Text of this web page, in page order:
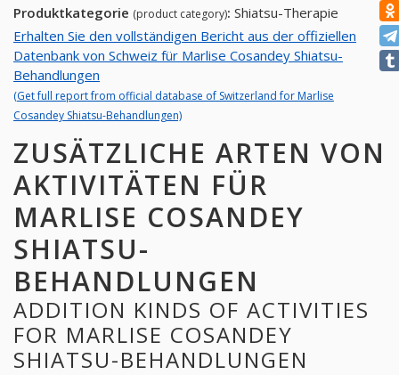
Produktkategorie (product category): Shiatsu-Therapie
Erhalten Sie den vollständigen Bericht aus der offiziellen
Datenbank von Schweiz für Marlise Cosandey Shiatsu-
Behandlungen
(Get full report from official database of Switzerland for Marlise
Cosandey Shiatsu-Behandlungen)
ZUSÄTZLICHE ARTEN VON
AKTIVITÄTEN FÜR
MARLISE COSANDEY
SHIATSU-
BEHANDLUNGEN
ADDITION KINDS OF ACTIVITIES
FOR MARLISE COSANDEY
SHIATSU-BEHANDLUNGEN